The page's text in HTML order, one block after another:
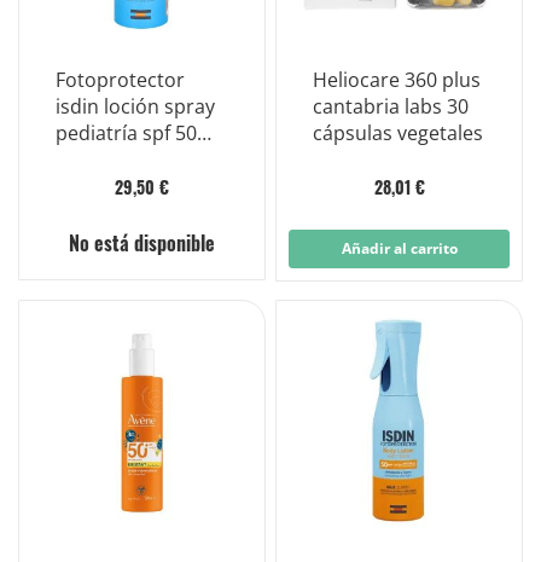
Fotoprotector
isdin loción spray
pediatría spf 50
250 ml29,50 €
No está disponible
Heliocare 360 ​​plus
cantabria labs 30
cápsulas vegetales
28,01 €
Añadir al carrito